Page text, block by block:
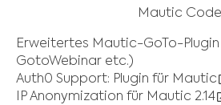
Mautic Code
Erweitertes Mautic-GoTo-
GotoWebinar etc.)
Auth0 Support: Plugin für Mautic
IP Anonymization für Mautic 2.14